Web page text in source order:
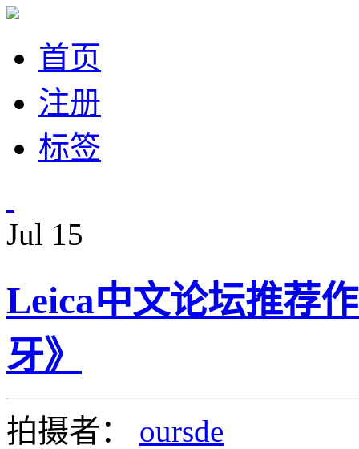
首页
注册
标签
Jul 15
Leica中文论坛推荐
牙》
拍摄者： oursde